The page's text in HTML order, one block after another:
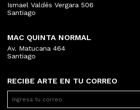
RECIBE ARTE EN TU CORREO
Ismael Valdés Vergara 506
Santiago
MAC QUINTA NORMAL
Av. Matucana 464
Santiago